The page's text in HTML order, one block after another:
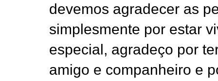
devemos agradecer as
simplesmente por estar
especial, agradeço por
amigo e companheiro e